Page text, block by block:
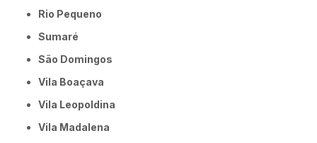
Rio Pequeno
Sumaré
São Domingos
Vila Boaçava
Vila Leopoldina
Vila Madalena